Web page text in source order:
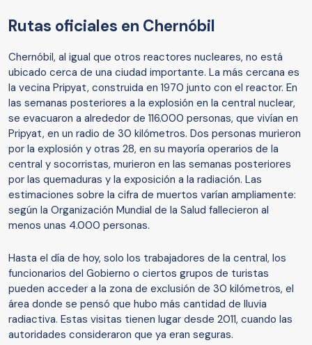
Rutas oficiales en Chernóbil
Chernóbil, al igual que otros reactores nucleares, no está
ubicado cerca de una ciudad importante. La más cercana es
la vecina Pripyat, construida en 1970 junto con el reactor. En
las semanas posteriores a la explosión en la central nuclear,
se evacuaron a alrededor de 116.000 personas, que vivían en
Pripyat, en un radio de 30 kilómetros. Dos personas murieron
por la explosión y otras 28, en su mayoría operarios de la
central y socorristas, murieron en las semanas posteriores
por las quemaduras y la exposición a la radiación. Las
estimaciones sobre la cifra de muertos varían ampliamente:
según la Organización Mundial de la Salud fallecieron al
menos unas 4.000 personas.
Hasta el día de hoy, solo los trabajadores de la central, los
funcionarios del Gobierno o ciertos grupos de turistas
pueden acceder a la zona de exclusión de 30 kilómetros, el
área donde se pensó que hubo más cantidad de lluvia
radiactiva. Estas visitas tienen lugar desde 2011, cuando las
autoridades consideraron que ya eran seguras.